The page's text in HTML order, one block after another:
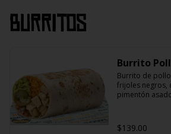
Burritos
Burrito
Burrito de
frijoles negros,
pimentón
$139.00